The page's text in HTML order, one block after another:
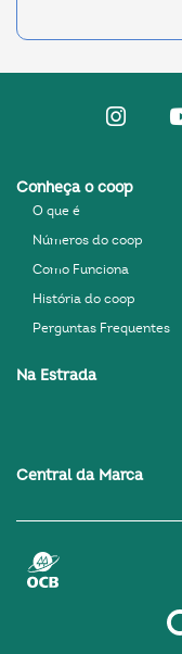
Conheça o coop
O que é
Números do coop
Como Funciona
História do coop
Perguntas Frequentes
Na Estrada
Central da Marca